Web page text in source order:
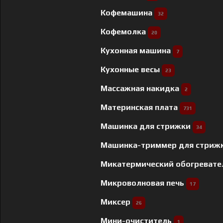
Кофемашина 32
Кофемолка 20
Кухонная машина 7
Кухонные весы 23
Массажная накидка 2
Материнская плата 731
Машинка для стрижки 34
Машинка-триммер для
Микатермический
Микроволновая печь 17
Миксер 26
Мини-очиститель